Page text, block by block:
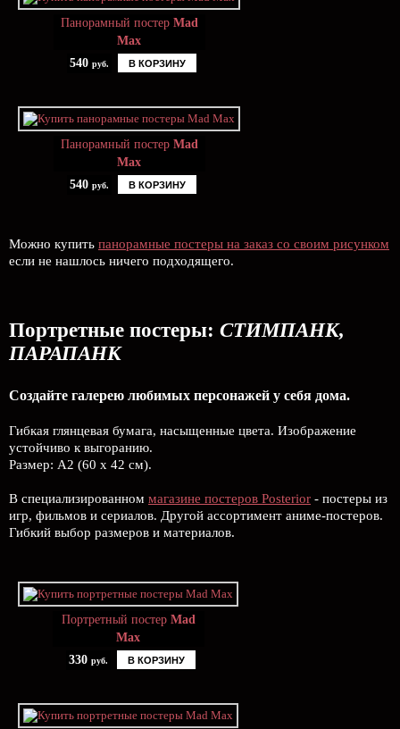
Панорамный постер Mad
Max
540 руб. В КОРЗИНУ
Панорамный постер Mad
Max
540 руб. В КОРЗИНУ
Можно купить панорамные постеры на заказ со своим рисунком
если не нашлось ничего подходящего.
Портретные постеры: СТИМПАНК,
ПАРАПАНК
Создайте галерею любимых персонажей у себя дома.
Гибкая глянцевая бумага, насыщенные цвета. Изображение
устойчиво к выгоранию.
Размер: А2 (60 х 42 см).
В специализированном магазине постеров Posterior - постеры из
игр, фильмов и сериалов. Другой ассортимент аниме-постеров.
Гибкий выбор размеров и материалов.
Портретный постер Mad
Max
330 руб. В КОРЗИНУ